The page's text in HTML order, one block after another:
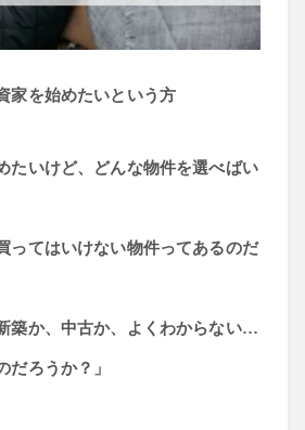
家を始めたいという方
たいけど、どんな物件を選べばい
ってはいけない物件ってあるのだ
築か、中古か、よくわからない…
だろうか？」